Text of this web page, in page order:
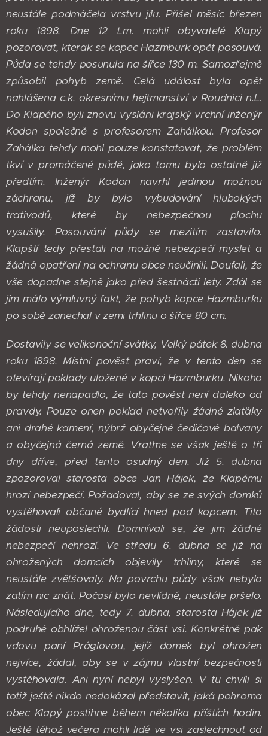
neustále podmáčela vrstvu jílu. Přišel měsíc březen
roku 1898. Dne 12 t.m. mohli obyvatelé Klapý
pozorovat, kterak se kopec Hazmburk opět posouvá.
Půda se tehdy posunula na šířce 130 m. Samozřejmě
způsobil pohyb země. Celá událost byla opět
nahlášena c.k. okresnímu hejtmanství v Roudnici n.L.
Do Klapého byli znovu vysláni krajský vrchní inženýr
Kodon společně s profesorem Zahálkou. Profesor
Zahálka tehdy mohl pouze konstatovat, že problém
tkví v promáčené půdě, jako tomu bylo ostatně již
předtím. Inženýr Kodon navrhl jedinou možnou
záchranu, jíž by bylo vybudování hlubokých
trativodů, které by nebezpečnou plochu
vysušily. Posouvání půdy se mezitím zastavilo.
Klapští tedy přestali na možné nebezpečí myslet a
žádná opatření na ochranu obce neučinili. Doufali, že
vše dopadne stejně jako před šestnácti lety. Zdál se
jim málo výmluvný fakt, že pohyb kopce Hazmburku
po sobě zanechal v zemi trhlinu o šířce 80 cm.
Dostavily se velikonoční svátky, Velký pátek 8. dubna
roku 1898. Místní pověst praví, že v tento den se
otevírají poklady uložené v kopci Hazmburku. Nikoho
by tehdy nenapadlo, že tato pověst není daleko od
pravdy. Pouze onen poklad netvořily žádné zlaťáky
ani drahé kamení, nýbrž obyčejné čedičové balvany
a obyčejná černá země. Vraťme se však ještě o tři
dny dříve, před tento osudný den. Již 5. dubna
zpozoroval starosta obce Jan Hájek, že Klapému
hrozí nebezpečí. Požadoval, aby se ze svých domků
vystěhovali občané bydlící hned pod kopcem. Tito
žádosti neuposlechli. Domnívali se, že jim žádné
nebezpečí nehrozí. Ve středu 6. dubna se již na
ohrožených domcích objevily trhliny, které se
neustále zvětšovaly. Na povrchu půdy však nebylo
zatím nic znát. Počasí bylo nevlídné, neustále pršelo.
Následujícího dne, tedy 7. dubna, starosta Hájek již
podruhé obhlížel ohroženou část vsi. Konkrétně pak
vdovu paní Práglovou, jejíž domek byl ohrožen
nejvíce, žádal, aby se v zájmu vlastní bezpečnosti
vystěhovala. Ani nyní nebyl vyslyšen. V tu chvíli si
totiž ještě nikdo nedokázal představit, jaká pohroma
obec Klapý postihne během několika příštích hodin.
Ještě téhož večera mohli lidé ve vsi zaslechnout od